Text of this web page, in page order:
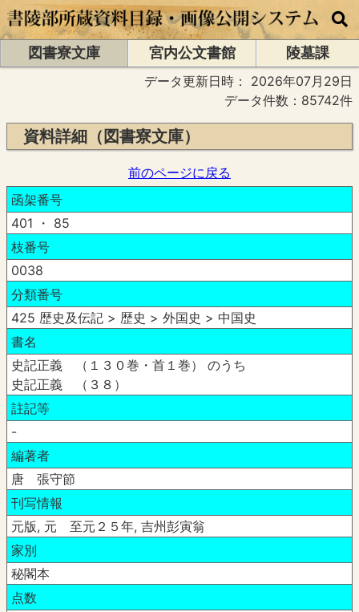
図書寮文庫 宮内公文書館
陵墓課
データ更新日時： 2026年07月29日
データ件数：85742件
資料詳細（図書寮文庫）
前のページに戻る
函架番号
401 ・ 85
枝番号
0038
分類番号
425 歴史及伝記 > 歴史 > 外国史 > 中国史
書名
史記正義 （１３０巻・首１巻） のうち
史記正義 （３８）
註記等
-
編著者
唐 張守節
刊写情報
元版, 元 至元２５年, 吉州彭寅翁
家別
秘閣本
点数